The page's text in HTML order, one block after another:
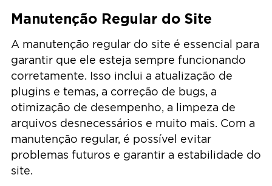
Manutenção Regular do Site
A manutenção regular do site é essencial para
garantir que ele esteja sempre funcionando
corretamente. Isso inclui a atualização de
plugins e temas, a correção de bugs, a
otimização de desempenho, a limpeza de
arquivos desnecessários e muito mais. Com a
manutenção regular, é possível evitar
problemas futuros e garantir a estabilidade do
site.